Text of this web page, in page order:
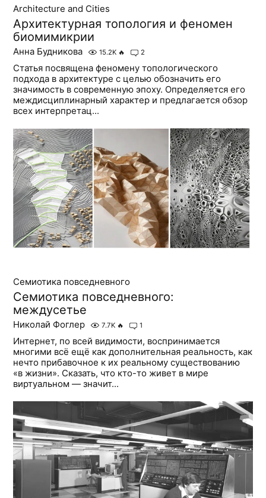
Architecture and Cities
Архитектурная топология и феномен
биомимикрии
Анна Будникова 15.2K 🔥 2
Статья посвящена феномену топологического
подхода в архитектуре с целью обозначить его
значимость в современную эпоху. Определяется его
междисциплинарный характер и предлагается обзор
всех интерпретац...
Семиотика повседневного
Семиотика повседневного:
междусетье
Николай Фоглер 7.7K 🔥 1
Интернет, по всей видимости, воспринимается
многими всё ещё как дополнительная реальность, как
нечто прибавочное к их реальному существованию
«в жизни». Сказать, что кто-то живет в мире
виртуальном — значит...